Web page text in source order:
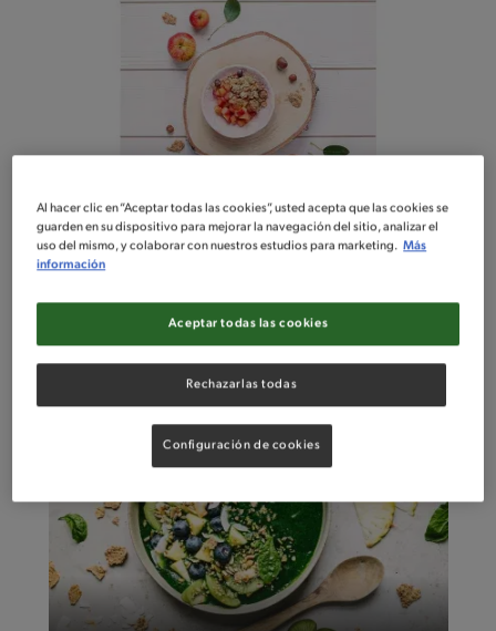
Intermedio
Al hacer clic en “Aceptar todas las cookies”, usted acepta que las cookies se
guarden en su dispositivo para mejorar la navegación del sitio, analizar el
uso del mismo, y colaborar con nuestros estudios para marketing. Más
información
Rechazarlas todas
Aceptar todas las cookies
Configuración de cookies